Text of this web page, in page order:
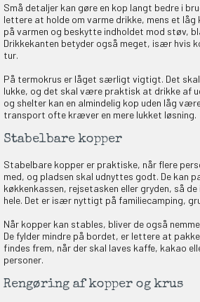
Små detaljer kan gøre en kop langt bedre i
lettere at holde om varme drikke, mens et
på varmen og beskytte indholdet mod støv,
Drikkekanten betyder også meget, især hvis
tur.
På termokrus er låget særligt vigtigt. Det
lukke, og det skal være praktisk at drikke af
og shelter kan en almindelig kop uden låg
transport ofte kræver en mere lukket løsning.
Stabelbare kopper
Stabelbare kopper er praktiske, når flere
med, og pladsen skal udnyttes godt. De kan
køkkenkassen, rejsetasken eller gryden, så
hele. Det er især nyttigt på familiecamping,
Når kopper kan stables, bliver de også
De fylder mindre på bordet, er lettere at
findes frem, når der skal laves kaffe, kakao
personer.
Rengøring af kopper og krus